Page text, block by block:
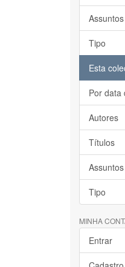
Assuntos
Tipo
Esta
Por data
Autores
Títulos
Assuntos
Tipo
MINHA
Entrar